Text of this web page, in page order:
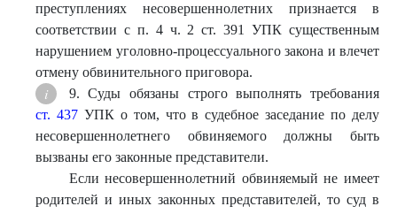
преступлениях несовершеннолетних признается в
соответствии с п. 4 ч. 2 ст. 391 УПК существенным
нарушением уголовно-процессуального закона и влечет
отмену обвинительного приговора.
9. Суды обязаны строго выполнять требования
ст. 437УПК о том, что в судебное заседание по делу
несовершеннолетнего обвиняемого должны быть
вызваны его законные представители.
Если несовершеннолетний обвиняемый не имеет
родителей и иных законных представителей, то суд в